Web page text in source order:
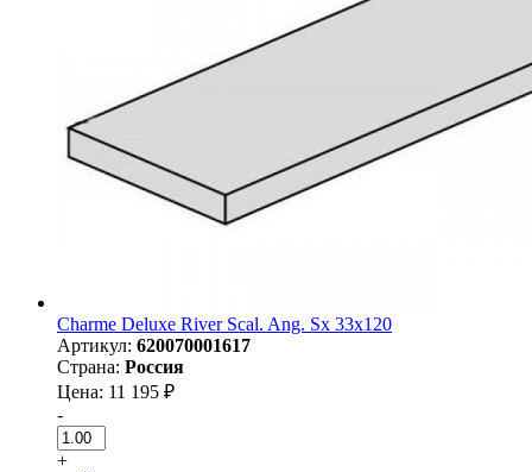
Charme Deluxe River Scal. Ang. Sx 33x120
Артикул: 620070001617
Страна: Россия
Цена: 11 195 ₽
-
+